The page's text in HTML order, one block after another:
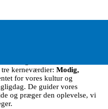
vi gør – men hvordan vi
tre kerneværdier: Modig,
for vores kultur og
De guider vores
og præger den oplevelse, vi